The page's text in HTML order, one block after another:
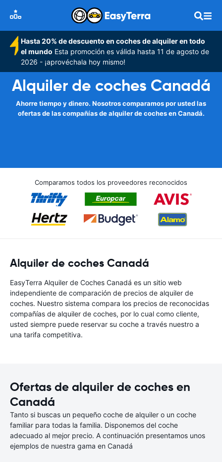
Hasta 20% de descuento en coches de alquiler en todo
el mundo Esta promoción es válida hasta 11 de agosto de
2026 - ¡aprovéchala hoy mismo!
Alquiler de coches Canadá
Ahorre tiempo y dinero. Nosotros comparamos por usted las
ofertas de las compañías de alquiler de coches en Canadá.
Comparamos todos los proveedores reconocidos
Alquiler de coches Canadá
EasyTerra Alquiler de Coches Canadá es un sitio web
independiente de comparación de precios de alquiler de
coches. Nuestro sistema compara los precios de reconocidas
compañías de alquiler de coches, por lo cual como cliente,
usted siempre puede reservar su coche a través nuestro a
una tarifa competitiva.
Ofertas de alquiler de coches en
Canadá
Tanto si buscas un pequeño coche de alquiler o un coche
familiar para todas la familia. Disponemos del coche
adecuado al mejor precio. A continuación presentamos unos
ejemplos de nuestra gama en Canadá